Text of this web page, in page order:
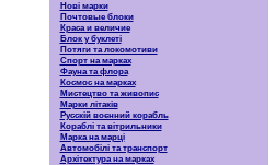
Нові марки
Почтовые блоки
Краса и величие
Блок у буклеті
Потяги та локомотиви
Спорт на марках
Фауна та флора
Космос на марках
Мистецтво та живопис
Марки літаків
Русскiй воєнний корабль
Кораблі та вітрильники
Марка на марці
Автомобілі та транспорт
Архітектура на марках